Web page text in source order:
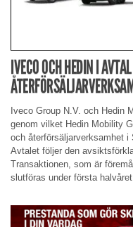
IVECO OCH HEDIN I
Iveco Group N.V. och Hedin
genom vilket Hedin Mobility
och återförsäljarverksamhet i
Avtalet följer den
Transaktionen, som är
slutföras under första halvåret